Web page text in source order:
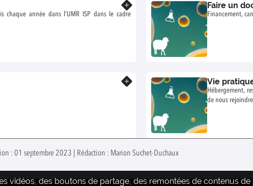
chaque année dans l'UMR ISP dans le cadre
Faire un
Financement,
Vie
Hébergement,
de nous
: 01 septembre 2023 | Rédaction : Marion Suchet-Duchaux
vidéos, des boutons de partage, des remontées de contenus